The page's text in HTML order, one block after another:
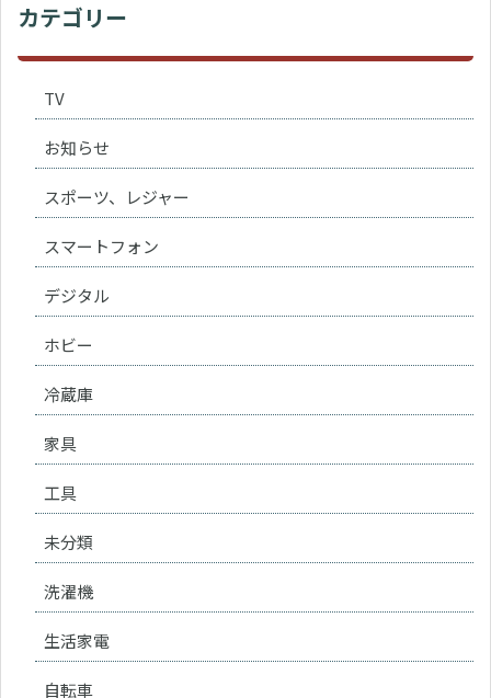
カテゴリー
TV
お知らせ
スポーツ、レジャー
スマートフォン
デジタル
ホビー
冷蔵庫
家具
工具
未分類
洗濯機
生活家電
自転車